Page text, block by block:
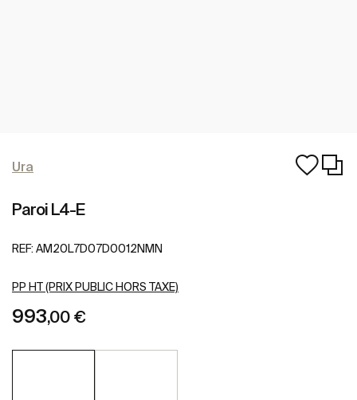
Ura
Paroi L4-E
REF: AM20L7D07D0012NMN
PP HT (PRIX PUBLIC HORS TAXE)
993,00 €